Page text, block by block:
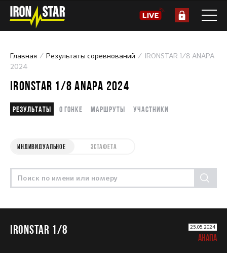
Главная Результаты соревнований
IRONSTAR 1/8 ANAPA
2024
IRONSTAR 1/8 ANAPA 2024
Результаты О гонке Маршруты Участники
ИНДИВИДУАЛЬНОЕ ЭСТАФЕТА
IRONSTAR 1/8 25.05.2024
АНАПА